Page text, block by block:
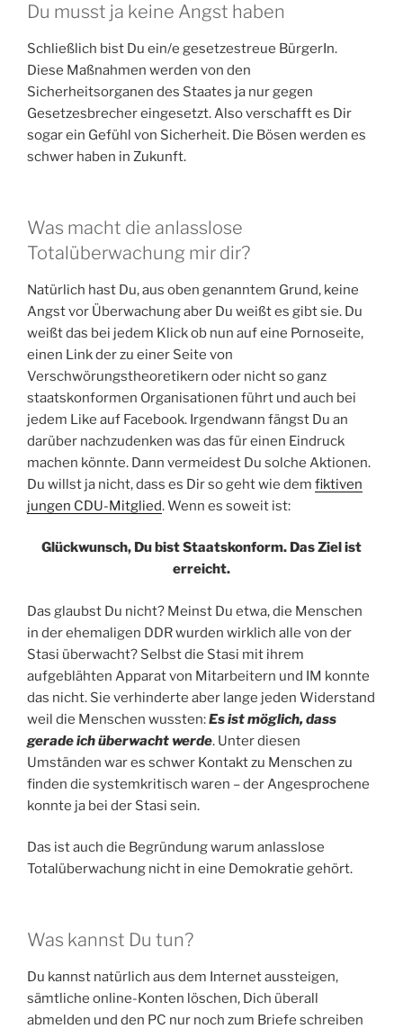
Du musst ja keine Angst haben
Schließlich bist Du ein/e gesetzestreue BürgerIn.
Diese Maßnahmen werden von den
Sicherheitsorganen des Staates ja nur gegen
Gesetzesbrecher eingesetzt. Also verschafft es Dir
sogar ein Gefühl von Sicherheit. Die Bösen werden es
schwer haben in Zukunft.
Was macht die anlasslose
Totalüberwachung mir dir?
Natürlich hast Du, aus oben genanntem Grund, keine
Angst vor Überwachung aber Du weißt es gibt sie. Du
weißt das bei jedem Klick ob nun auf eine Pornoseite,
einen Link der zu einer Seite von
Verschwörungstheoretikern oder nicht so ganz
staatskonformen Organisationen führt und auch bei
jedem Like auf Facebook. Irgendwann fängst Du an
darüber nachzudenken was das für einen Eindruck
machen könnte. Dann vermeidest Du solche Aktionen.
Du willst ja nicht, dass es Dir so geht wie dem fiktiven
jungen CDU-Mitglied. Wenn es soweit ist:
Glückwunsch, Du bist Staatskonform. Das Ziel ist
erreicht.
Das glaubst Du nicht? Meinst Du etwa, die Menschen
in der ehemaligen DDR wurden wirklich alle von der
Stasi überwacht? Selbst die Stasi mit ihrem
aufgeblähten Apparat von Mitarbeitern und IM konnte
das nicht. Sie verhinderte aber lange jeden Widerstand
weil die Menschen wussten:Es ist möglich, dass
gerade ich überwacht werde. Unter diesen
Umständen war es schwer Kontakt zu Menschen zu
finden die systemkritisch waren – der Angesprochene
konnte ja bei der Stasi sein.
Das ist auch die Begründung warum anlasslose
Totalüberwachung nicht in eine Demokratie gehört.
Was kannst Du tun?
Du kannst natürlich aus dem Internet aussteigen,
sämtliche online-Konten löschen, Dich überall
abmelden und den PC nur noch zum Briefe schreiben